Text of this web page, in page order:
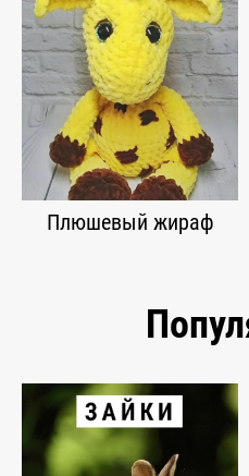
Плюшевый жираф